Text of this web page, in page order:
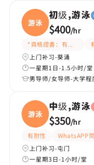
游泳
初级,游泳
$400/hr
*資格證書：有教練牌
上门补习-葵涌
一星期1日-1.5小时/堂
男导师/女导师-大学程
游泳
中级,游泳
$350/hr
有耐性 WhatsAPP
上门补习-屯门
一星期3日-1小时/堂